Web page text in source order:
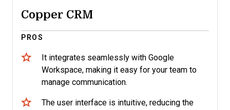
Copper CRM
PROS
It integrates seamlessly with Google
Workspace, making it easy for your team to
manage communication.
The user interface is intuitive, reducing the